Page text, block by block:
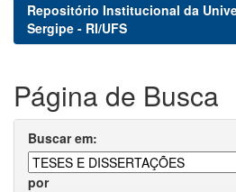
Repositório Institucional da
Sergipe - RI/UFS
Página de Busca
Buscar em:
por